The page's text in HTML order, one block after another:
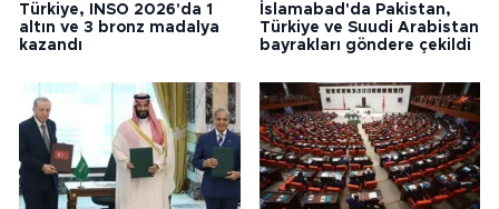
Türkiye, INSO 2026'da 1
altın ve 3 bronz madalya
kazandı
İslamabad'da Pakistan,
Türkiye ve Suudi Arabistan
bayrakları göndere çekildi